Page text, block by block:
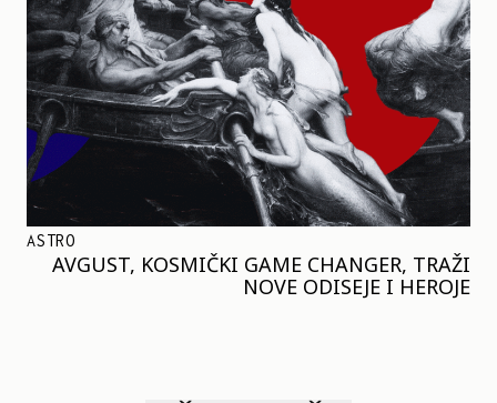
ASTRO
AVGUST, KOSMIČKI GAME CHANGER, TRAŽI
NOVE ODISEJE I HEROJE